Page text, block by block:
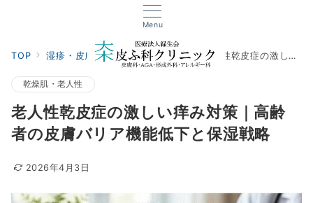
Menu
TOP 湿疹・皮膚炎 乾燥肌・老人性 老人性乾皮症の激しい痒み対策｜高齢者の皮膚バリア機能低下と保湿戦略
乾燥肌・老人性
老人性乾皮症の激しい痒み対策｜高齢
者の皮膚バリア機能低下と保湿戦略
2026年4月3日